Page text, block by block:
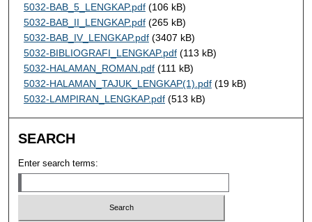
5032-BAB_5_LENGKAP.pdf(106 kB)
5032-BAB_II_LENGKAP.pdf(265 kB)
5032-BAB_IV_LENGKAP.pdf(3407 kB)
5032-BIBLIOGRAFI_LENGKAP.pdf(113 kB)
5032-HALAMAN_ROMAN.pdf(111 kB)
5032-HALAMAN_TAJUK_LENGKAP(1).pdf(19 kB)
5032-LAMPIRAN_LENGKAP.pdf(513 kB)
SEARCH
Enter search terms: